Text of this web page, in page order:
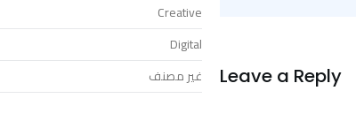
Leave a Reply
Creative
Digital
غير مصنف